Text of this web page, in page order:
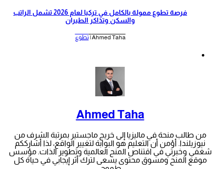
‫فرصة تطوع ممولة بالكامل في تركيا لعام 2026 تشمل الراتب
والسكن وتذاكر الطيران‬
Ahmed Taha | تطوع
Ahmed Taha
من طالب منحة في ماليزيا إلى خريج ماجستير بمرتبة الشرف من
نيوزيلندا. أؤمن أن التعليم هو البوابة لتغيير الواقع، لذا أشارككم
شغفي وخبرتي في اقتناص المنح العالمية وتطوير الذات. مؤسس
موقع المنح ومسوق محتوى يسعى لترك أثر إيجابي في حياة كل